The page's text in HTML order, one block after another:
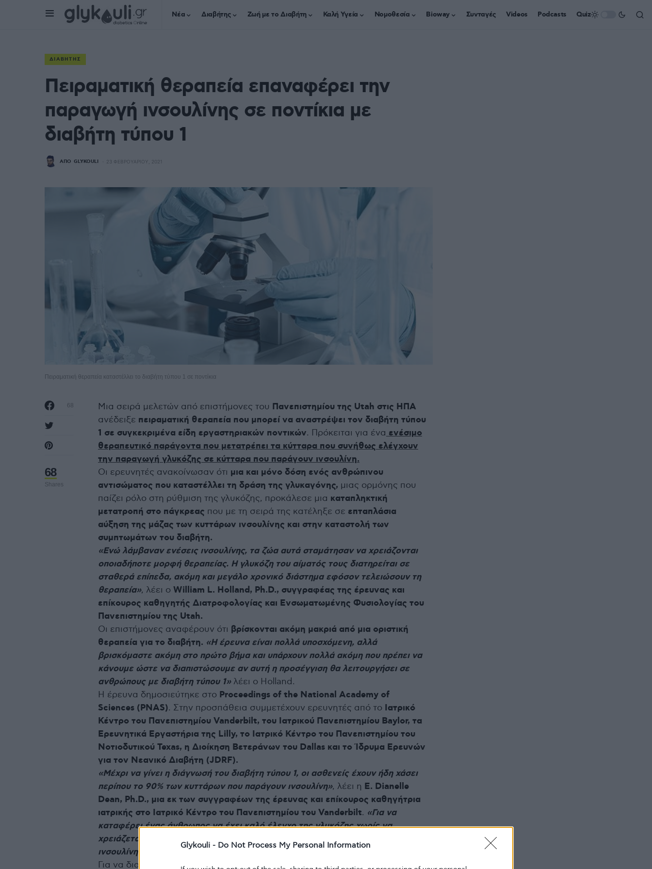
Glykouli - Do Not Process My Personal Information
Νέα Διαβήτης Ζωή με το Διαβήτη Καλή Υγεία Νομοθεσία Bioway Συνταγές Videos Podcasts Quiz
ΔΙΑΒΉΤΗΣ
Πειραματική θεραπεία επαναφέρει την
παραγωγή ινσουλίνης σε ποντίκια με
διαβήτη τύπου 1
ΑΠΌ GLYKOULI 23 ΦΕΒΡΟΥΑΡΊΟΥ, 2021
Πειραματική θεραπεία καταστέλλει το διαβήτη τύπου 1 σε ποντίκια
68
Shares
68 Μια σειρά μελετών από επιστήμονες του Πανεπιστημίου της Utah στις ΗΠΑ
ανέδειξε πειραματική θεραπεία που μπορεί να αναστρέψει τον διαβήτη τύπου
1 σε συγκεκριμένα είδη εργαστηριακών ποντικών. Πρόκειται για ένα ενέσιμο
θεραπευτικό παράγοντα που μετατρέπει τα κύτταρα που συνήθως ελέγχουν
την παραγωγή γλυκόζης σε κύτταρα που παράγουν ινσουλίνη.
Οι ερευνητές ανακοίνωσαν ότι μια και μόνο δόση ενός ανθρώπινου
αντισώματος που καταστέλλει τη δράση της γλυκαγόνης, μιας ορμόνης που
παίζει ρόλο στη ρύθμιση της γλυκόζης, προκάλεσε μια καταπληκτική
μετατροπή στο πάγκρεας που με τη σειρά της κατέληξε σε επταπλάσια
αύξηση της μάζας των κυττάρων ινσουλίνης και στην καταστολή των
συμπτωμάτων του διαβήτη.
«Ενώ λάμβαναν ενέσεις ινσουλίνης, τα ζώα αυτά σταμάτησαν να χρειάζονται
οποιαδήποτε μορφή θεραπείας. Η γλυκόζη του αίματός τους διατηρείται σε
σταθερά επίπεδα, ακόμη και μεγάλο χρονικό διάστημα εφόσον τελειώσουν τη
θεραπεία», λέει ο William L. Holland, Ph.D., συγγραφέας της έρευνας και
επίκουρος καθηγητής Διατροφολογίας και Ενσωματωμένης Φυσιολογίας του
Πανεπιστημίου της Utah.
Οι επιστήμονες αναφέρουν ότι βρίσκονται ακόμη μακριά από μια οριστική
θεραπεία για το διαβήτη. «Η έρευνα είναι πολλά υποσχόμενη, αλλά
βρισκόμαστε ακόμη στο πρώτο βήμα και υπάρχουν πολλά ακόμη που πρέπει να
κάνουμε ώστε να διαπιστώσουμε αν αυτή η προσέγγιση θα λειτουργήσει σε
ανθρώπους με διαβήτη τύπου 1»λέει ο Holland.
Η έρευνα δημοσιεύτηκε στο Proceedings of the National Academy of
Sciences (PNAS). Στην προσπάθεια συμμετέχουν ερευνητές από το Ιατρικό
Κέντρο του Πανεπιστημίου Vanderbilt, του Ιατρικού Πανεπιστημίου Baylor, τα
Ερευνητικά Εργαστήρια της Lilly, το Ιατρικό Κέντρο του Πανεπιστημίου του
Νοτιοδυτικού Texas, η Διοίκηση Βετεράνων του Dallas και το Ίδρυμα Ερευνών
για τον Νεανικό Διαβήτη (JDRF).
«Μέχρι να γίνει η διάγνωσή του διαβήτη τύπου 1, οι ασθενείς έχουν ήδη χάσει
περίπου το 90% των κυττάρων που παράγουν ινσουλίνη», λέει η E. Dianelle
Dean, Ph.D., μια εκ των συγγραφέων της έρευνας και επίκουρος καθηγήτρια
ιατρικής στο Ιατρικό Κέντρο του Πανεπιστημίου του Vanderbilt. «Για να
καταφέρει ένας άνθρωπος να έχει καλό έλεγχο της γλυκόζης χωρίς να
χρειάζεται θεραπεία με ινσουλίνη, πρέπει να πείσεις τα κύτταρα που παράγουν
ινσουλίνη να αυξηθούν».
Για να διαπιστώσουν αν κάτι τέτοιο είναι πραγματοποιήσιμο, οι επιστήμονες